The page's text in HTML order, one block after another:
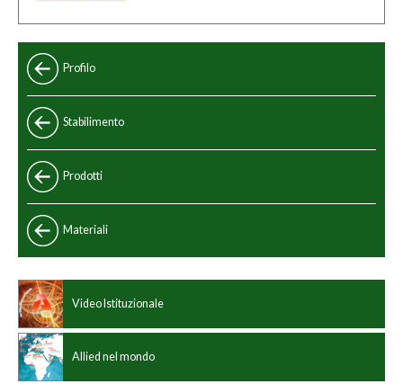
Profilo
Stabilimento
Prodotti
Standard
Speciali
Programma di produzione
Dimensioni
Materiali
Standard cinese
Standard internazionale
Video Istituzionale
Allied nel mondo